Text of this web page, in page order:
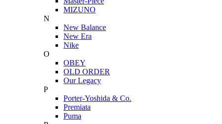
MIZUNO
N
New Balance
New Era
Nike
O
OBEY
OLD ORDER
Our Legacy
P
Porter-Yoshida & Co.
Premiata
Puma